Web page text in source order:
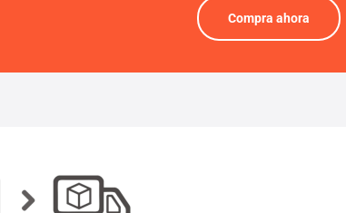
Compra ahora